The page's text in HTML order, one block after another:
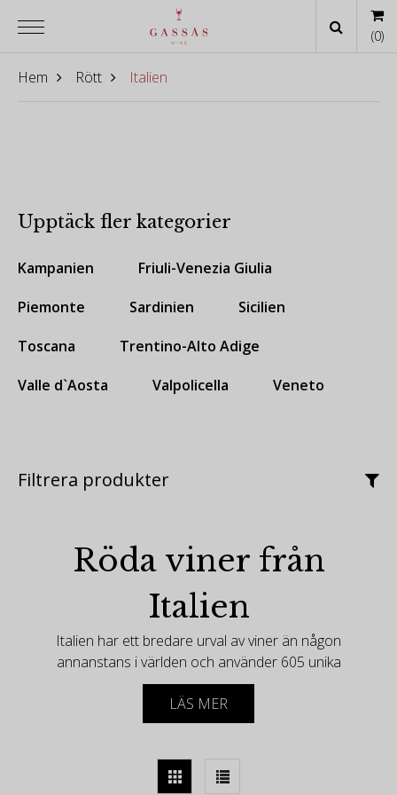
Hem Rött Italien
Upptäck fler kategorier
Kampanien
Friuli-Venezia Giulia
Piemonte
Sardinien
Sicilien
Toscana
Trentino-Alto Adige
Valle d`Aosta
Valpolicella Veneto
Filtrera produkter
Röda viner från
Italien
Italien har ett bredare urval av viner än någon
annanstans i världen och använder 605 unika
druvor för att producera dem. Italien är mest känt
för viner gjorda av sina inhemska druvor.
Klassiska italienska röda viner inkluderar Barolo och
LÄS MER
(0)